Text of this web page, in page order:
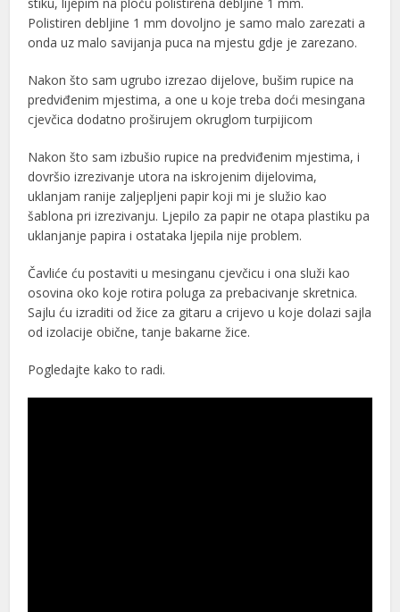
Polistiren debljine 1 mm dovoljno je samo malo zarezati a
onda uz malo savijanja puca na mjestu gdje je zarezano.
Nakon što sam ugrubo izrezao dijelove, bušim rupice na
predviđenim mjestima, a one u koje treba doći mesingana
cjevčica dodatno proširujem okruglom turpijicom
Nakon što sam izbušio rupice na predviđenim mjestima, i
dovršio izrezivanje utora na iskrojenim dijelovima,
uklanjam ranije zaljepljeni papir koji mi je služio kao
šablona pri izrezivanju. Ljepilo za papir ne otapa plastiku pa
uklanjanje papira i ostataka ljepila nije problem.
Čavliće ću postaviti u mesinganu cjevčicu i ona služi kao
osovina oko koje rotira poluga za prebacivanje skretnica.
Sajlu ću izraditi od žice za gitaru a crijevo u koje dolazi sajla
od izolacije obične, tanje bakarne žice.
Pogledajte kako to radi.